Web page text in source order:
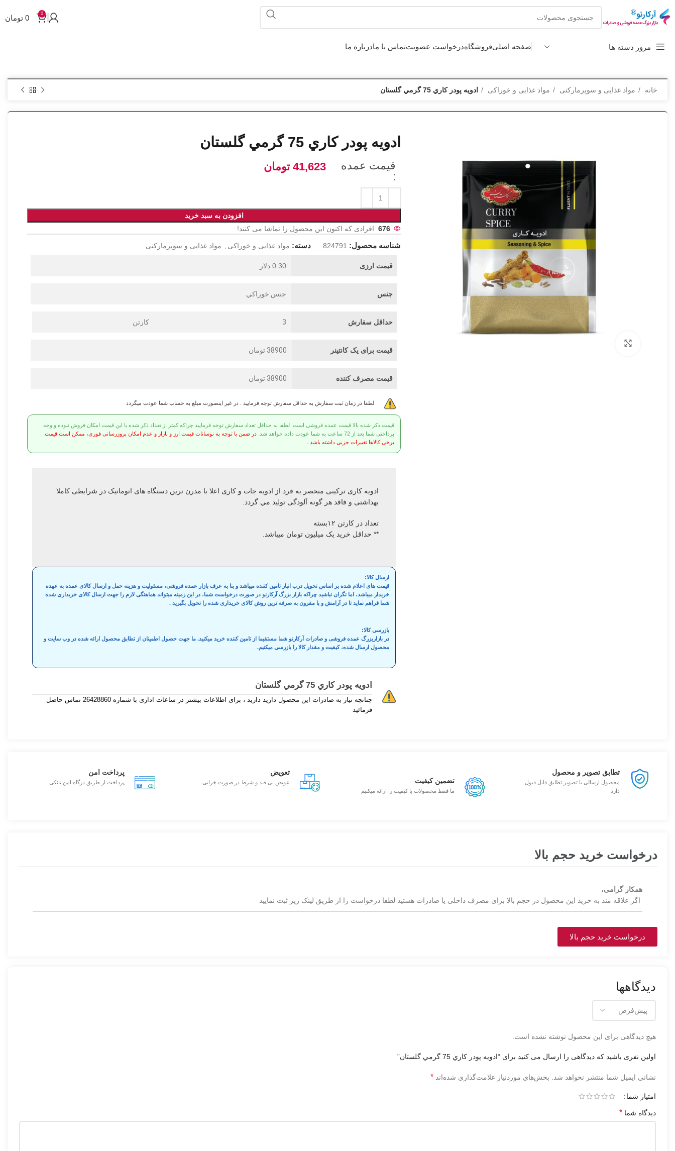
0
0 تومان
مرور دسته ها صفحه اصلیفروشگاهدرخواست عضویتتماس با مادرباره ما
خانه مواد غذایی و سوپرمارکتی مواد غذایی و خوراکی ادويه پودر کاري 75 گرمي گلستان
ادويه پودر کاري 75 گرمي گلستان
قیمت عمده
:
41,623 تومان
افزودن به سبد خرید
676 افرادی که اکنون این محصول را تماشا می کنند!
شناسه محصول: 824791 دسته: مواد غذایی و خوراکی مواد غذایی و سوپرمارکتی
قیمت ارزی 0.30 دلار
جنس جنس:خوراکي
حداقل سفارش 3 کارتن
قیمت برای یک کانتینر 38900 تومان
قیمت مصرف کننده 38900 تومان
لطفا در زمان ثبت سفارش به حداقل سفارش توجه فرمایید . در غیر اینصورت مبلغ به حساب شما عودت میگردد
قیمت ذکر شده بالا قیمت عمده فروشی است. لطفا به حداقل تعداد سفارش توجه فرمایید چراکه کمتر از تعداد ذکر شده با این قیمت امکان فروش نبوده و وجه
پرداختی شما بعد از 72 ساعت به شما عودت داده خواهد شد.
در ضمن با توجه به نوسانات قیمت ارز و بازار و عدم امکان بروزرسانی فوری، ممکن است قیمت
برخی کالاها تغییرات جزیی داشته باشد .
ادویه کاری ترکیبی منحصر به فرد از ادویه جات و کاری اعلا با مدرن ترین دستگاه های اتوماتیک در شرایطی کاملا
بهداشتی و فاقد هر گونه آلودگی توليد مي گردد.
تعداد در کارتن ۱۲بسته
** حداقل خرید یک میلیون تومان میباشد.
ارسال کالا:
قیمت های اعلام شده بر اساس تحویل درب انبار تامین کننده میباشد و بنا به عرف بازار عمده فروشی، مسئولیت و هزینه حمل و ارسال کالای عمده به عهده
خریدار میباشد، اما نگران نباشید چراکه بازار بزرگ آرکارنو در صورت درخواست شما، در این زمینه میتواند هماهنگی لازم را جهت ارسال کالای خریداری شده
شما فراهم نماید تا در آرامش و با مقرون به صرفه ترین روش کالای خریداری شده را تحویل بگیرید .
بازرسی کالا:
در بازاربزرگ عمده فروشی و صادرات آرکارنو شما مستقیما از تامین کننده خرید میکنید. ما جهت حصول اطمینان از تطابق محصول ارائه شده در وب سایت و
محصول ارسال شده، کیفیت و مقدار کالا را بازرسی میکنیم.
ادويه پودر کاري 75 گرمي گلستان
چنانچه نیاز به صادرات این محصول دارید دارید ، برای اطلاعات بیشتر در ساعات اداری با شماره 26428860 تماس حاصل
فرمائید
تطابق تصویر و محصول
محصول ارسالی با تصویر تطابق قابل قبول
دارد
تضمین کیفیت
ما فقط محصولات با کیفیت را ارائه میکنیم
تعویض
عویض بی قید و شرط در صورت خرابی
پرداخت امن
پرداخت از طریق درگاه امن بانکی
درخواست خرید حجم بالا
همکار گرامی،
اگر علاقه مند به خرید این محصول در حجم بالا برای مصرف داخلی یا صادرات هستید لطفا درخواست را از طریق لینک زیر ثبت نمایید
درخواست خرید حجم بالا
دیدگاهها
هیچ دیدگاهی برای این محصول نوشته نشده است.
اولین نفری باشید که دیدگاهی را ارسال می کنید برای “ادويه پودر کاري 75 گرمي گلستان”
نشانی ایمیل شما منتشر نخواهد شد. بخش‌های موردنیاز علامت‌گذاری شده‌اند *
امتیاز شما
دیدگاه شما *